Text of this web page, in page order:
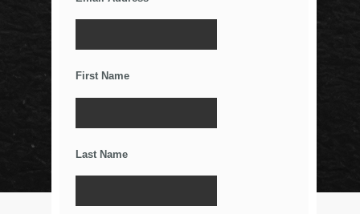
First Name
Last Name
Los Wearables y el IoT
© Circulo Marketing 2016. Todos los derechos